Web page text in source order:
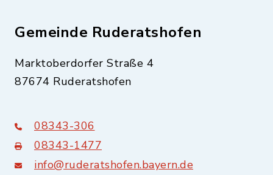
Gemeinde Ruderatshofen
Marktoberdorfer Straße 4
87674 Ruderatshofen
08343-306
08343-1477
info@ruderatshofen.bayern.de